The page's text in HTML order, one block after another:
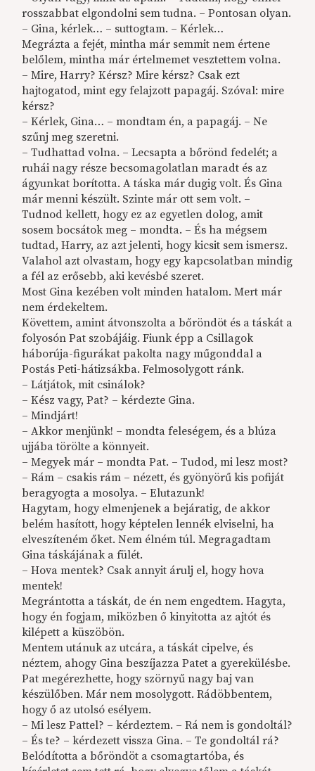
rosszabbat elgondolni sem tudna. – Pontosan olyan.
– Gina, kérlek… – suttogtam. – Kérlek…
Megrázta a fejét, mintha már semmit nem értene
belőlem, mintha már értelmemet vesztettem volna.
– Mire, Harry? Kérsz? Mire kérsz? Csak ezt
hajtogatod, mint egy felajzott papagáj. Szóval: mire
kérsz?
– Kérlek, Gina… – mondtam én, a papagáj. – Ne
szűnj meg szeretni.
– Tudhattad volna. – Lecsapta a bőrönd fedelét; a
ruhái nagy része becsomagolatlan maradt és az
ágyunkat borította. A táska már dugig volt. És Gina
már menni készült. Szinte már ott sem volt. –
Tudnod kellett, hogy ez az egyetlen dolog, amit
sosem bocsátok meg – mondta. – És ha mégsem
tudtad, Harry, az azt jelenti, hogy kicsit sem ismersz.
Valahol azt olvastam, hogy egy kapcsolatban mindig
a fél az erősebb, aki kevésbé szeret.
Most Gina kezében volt minden hatalom. Mert már
nem érdekeltem.
Követtem, amint átvonszolta a bőröndöt és a táskát a
folyosón Pat szobájáig. Fiunk épp a Csillagok
háborúja-figurákat pakolta nagy műgonddal a
Postás Peti-hátizsákba. Felmosolygott ránk.
– Látjátok, mit csinálok?
– Kész vagy, Pat? – kérdezte Gina.
– Mindjárt!
– Akkor menjünk! – mondta feleségem, és a blúza
ujjába törölte a könnyeit.
– Megyek már – mondta Pat. – Tudod, mi lesz most?
– Rám – csakis rám – nézett, és gyönyörű kis pofiját
beragyogta a mosolya. – Elutazunk!
Hagytam, hogy elmenjenek a bejáratig, de akkor
belém hasított, hogy képtelen lennék elviselni, ha
elveszíteném őket. Nem élném túl. Megragadtam
Gina táskájának a fülét.
– Hova mentek? Csak annyit árulj el, hogy hova
mentek!
Megrántotta a táskát, de én nem engedtem. Hagyta,
hogy én fogjam, miközben ő kinyitotta az ajtót és
kilépett a küszöbön.
Mentem utánuk az utcára, a táskát cipelve, és
néztem, ahogy Gina beszíjazza Patet a gyerekülésbe.
Pat megérezhette, hogy szörnyű nagy baj van
készülőben. Már nem mosolygott. Rádöbbentem,
hogy ő az utolsó esélyem.
– Mi lesz Pattel? – kérdeztem. – Rá nem is gondoltál?
– És te? – kérdezett vissza Gina. – Te gondoltál rá?
Belódította a bőröndöt a csomagtartóba, és